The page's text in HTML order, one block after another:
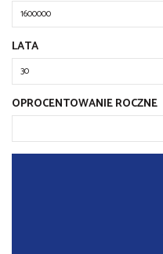
LATA
OPROCENTOWANIE ROCZNE